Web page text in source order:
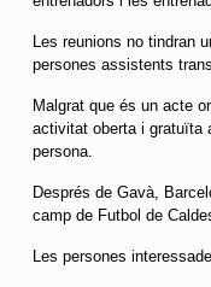
Les reunions no tindran
persones assistents
Malgrat que és un acte
activitat oberta i gratuïta
persona.
Després de Gavà,
camp de Futbol de
Les persones